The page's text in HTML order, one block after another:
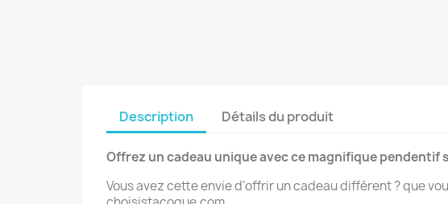
Description Détails du produit
Offrez un cadeau unique avec ce magnifique
Vous avez cette envie d'offrir un cadeau différent ? que